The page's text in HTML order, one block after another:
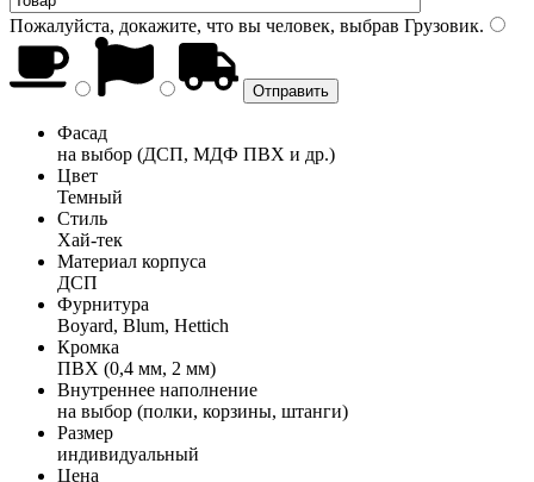
Пожалуйста, докажите, что вы человек, выбрав Грузовик.
Фасад
на выбор (ДСП, МДФ ПВХ и др.)
Цвет
Темный
Стиль
Хай-тек
Материал корпуса
ДСП
Фурнитура
Boyard, Blum, Hettich
Кромка
ПВХ (0,4 мм, 2 мм)
Внутреннее наполнение
на выбор (полки, корзины, штанги)
Размер
индивидуальный
Цена